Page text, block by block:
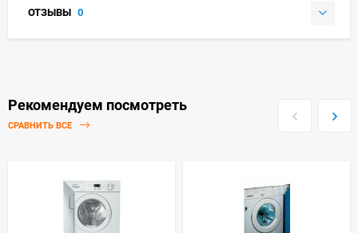
ОТЗЫВЫ 0
Рекомендуем посмотреть
СРАВНИТЬ ВСЕ